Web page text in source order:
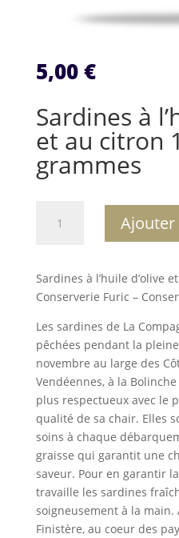
5,00€
Sardines à
et au citron
grammes
l'huile
d'olive
et
au
115
grammes
Ajouter
Sardines à l’huile d’olive
Conserverie Furic –
Les sardines de La
pêchées pendant la
novembre au large des
Vendéennes, à la
plus respectueux avec le
qualité de sa chair. Elles
soins à chaque
graisse qui garantit une
saveur. Pour en garantir
travaille les sardines
soigneusement à la main.
Finistère, au coeur des